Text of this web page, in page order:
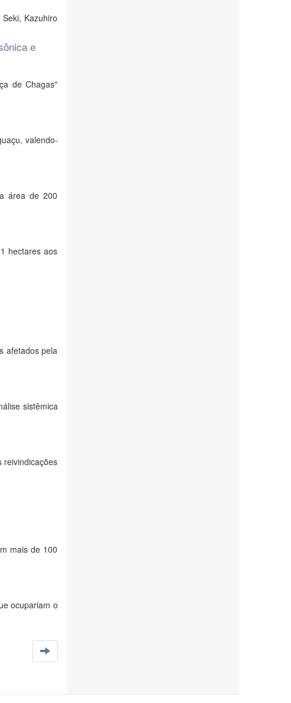
Kazuhiro
e
de Chagas"
valendo-
área de 200
hectares aos
afetados pela
sistêmica
reivindicações
mais de 100
ocupariam o